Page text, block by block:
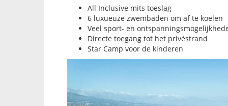
All Inclusive mits toeslag
6 luxueuze zwembaden om af te koelen
Veel sport- en
Directe toegang tot het privéstrand
Star Camp voor de kinderen